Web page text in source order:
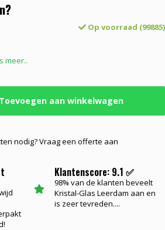
Op voorraad (99885)
meer..
Toevoegen aan winkelwagen
nodig? Vraag een offerte aan
Klantenscore: 9.1 ✅
98% van de klanten beveelt
Kristal-Glas Leerdam aan en
is zeer tevreden....